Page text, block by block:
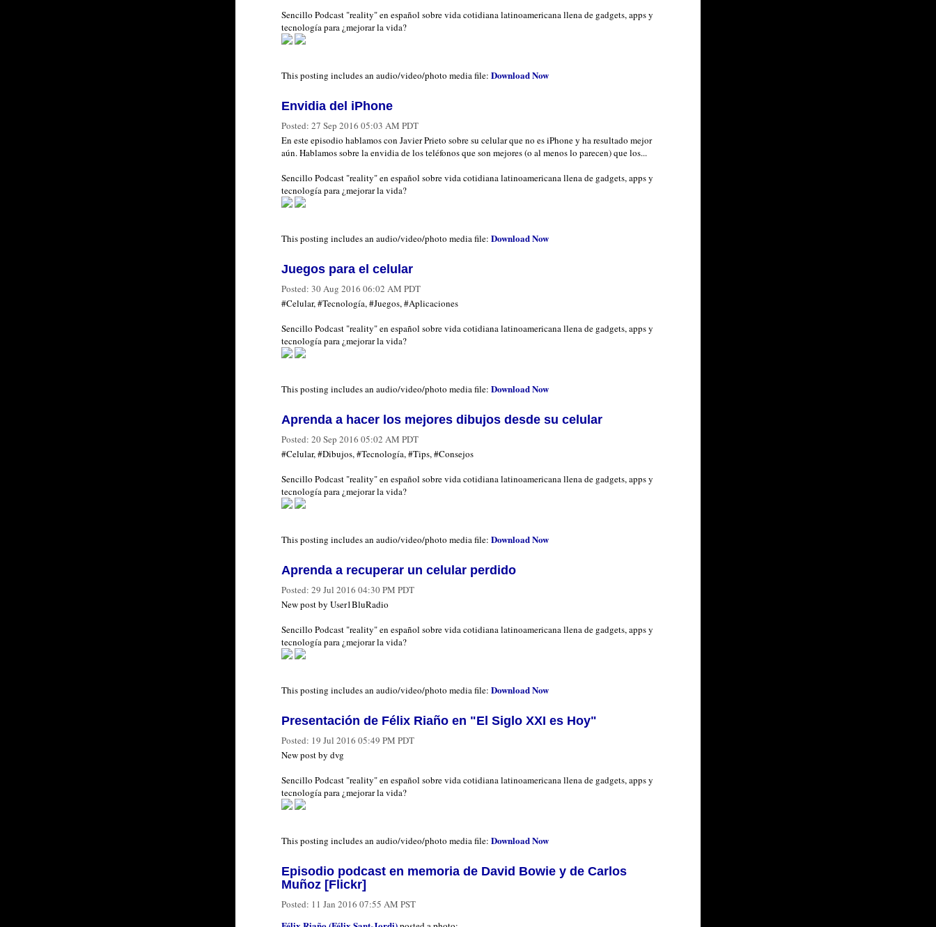
Sencillo Podcast "reality" en español sobre vida cotidiana latinoamericana llena de gadgets, apps y
tecnología para ¿mejorar la vida?
This posting includes an audio/video/photo media file: Download Now
Envidia del iPhone
Posted: 27 Sep 2016 05:03 AM PDT
En este episodio hablamos con Javier Prieto sobre su celular que no es iPhone y ha resultado mejor
aún. Hablamos sobre la envidia de los teléfonos que son mejores (o al menos lo parecen) que los...
Sencillo Podcast "reality" en español sobre vida cotidiana latinoamericana llena de gadgets, apps y
tecnología para ¿mejorar la vida?
This posting includes an audio/video/photo media file: Download Now
Juegos para el celular
Posted: 30 Aug 2016 06:02 AM PDT
#Celular, #Tecnología, #Juegos, #Aplicaciones
Sencillo Podcast "reality" en español sobre vida cotidiana latinoamericana llena de gadgets, apps y
tecnología para ¿mejorar la vida?
This posting includes an audio/video/photo media file: Download Now
Aprenda a hacer los mejores dibujos desde su celular
Posted: 20 Sep 2016 05:02 AM PDT
#Celular, #Dibujos, #Tecnología, #Tips, #Consejos
Sencillo Podcast "reality" en español sobre vida cotidiana latinoamericana llena de gadgets, apps y
tecnología para ¿mejorar la vida?
This posting includes an audio/video/photo media file: Download Now
Aprenda a recuperar un celular perdido
Posted: 29 Jul 2016 04:30 PM PDT
New post by User1BluRadio
Sencillo Podcast "reality" en español sobre vida cotidiana latinoamericana llena de gadgets, apps y
tecnología para ¿mejorar la vida?
This posting includes an audio/video/photo media file: Download Now
Presentación de Félix Riaño en "El Siglo XXI es Hoy"
Posted: 19 Jul 2016 05:49 PM PDT
New post by dvg
Sencillo Podcast "reality" en español sobre vida cotidiana latinoamericana llena de gadgets, apps y
tecnología para ¿mejorar la vida?
This posting includes an audio/video/photo media file: Download Now
Episodio podcast en memoria de David Bowie y de Carlos
Muñoz [Flickr]
Posted: 11 Jan 2016 07:55 AM PST